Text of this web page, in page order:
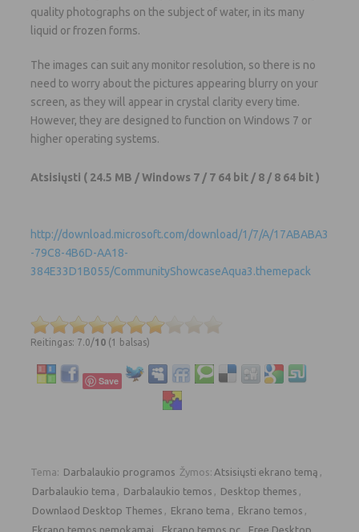
quality photographs on the subject of water, in its many
liquid or frozen forms.
The images can suit any monitor resolution, so there is no
need to worry about the pictures appearing blurry on your
screen, as they will appear in crystal clarity every time.
However, they are designed to function on Windows 7 or
higher operating systems.
Atsisiųsti ( 24.5 MB / Windows 7 / 7 64 bit / 8 / 8 64 bit )
http://download.microsoft.com/download/1/7/A/17ABABA3
-79C8-4B6D-AA18-
384E33D1B055/CommunityShowcaseAqua3.themepack
Reitingas: 7.0/10 (1 balsas)
Save
Tema: Darbalaukio programos Žymos: Atsisiųsti ekrano temą
Darbalaukio tema
Darbalaukio temos Desktop themes
Downlaod Desktop Themes
Ekrano tema Ekrano temos
Ekrano temos nemokamai
Ekrano temos pc
Free Desktop